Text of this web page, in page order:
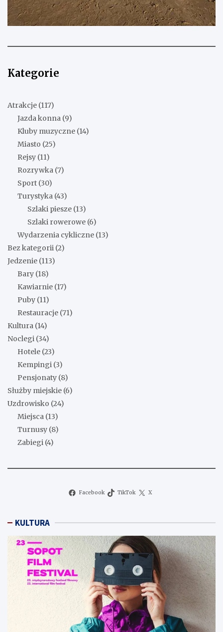
Kategorie
Atrakcje (117)
Jazda konna (9)
Kluby muzyczne (14)
Miasto (25)
Rejsy (11)
Rozrywka (7)
Sport (30)
Turystyka (43)
Szlaki piesze (13)
Szlaki rowerowe (6)
Wydarzenia cykliczne (13)
Bez kategorii (2)
Jedzenie (113)
Bary (18)
Kawiarnie (17)
Puby (11)
Restauracje (71)
Kultura (14)
Noclegi (34)
Hotele (23)
Kempingi (3)
Pensjonaty (8)
Służby miejskie (6)
Uzdrowisko (24)
Miejsca (13)
Turnusy (8)
Zabiegi (4)
Facebook TikTok X
KULTURA